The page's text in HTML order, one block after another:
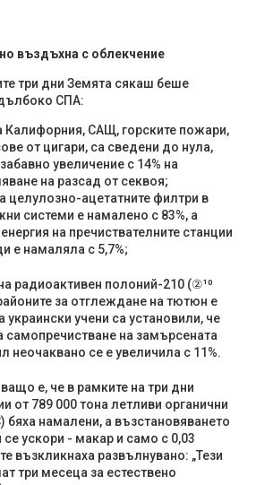
въздъхна с облекчение
три дни Земята сякаш беше
СПА:
Калифорния, САЩ, горските пожари,
от цигари, са сведени до нула,
увеличение с 14% на
на разсад от секвоя;
целулозно-ацетатните филтри в
системи е намалено с 83%, а
на пречиствателните станции
е намаляла с 5,7%;
радиоактивен полоний-210 (②¹⁰
за отглеждане на тютюн е
украински учени са установили, че
самопречистване на замърсената
неочаквано се е увеличила с 11%.
е, че в рамките на три дни
от 789 000 тона летливи органични
намалени, а възстановяването
ускори - макар и само с 0,03
възкликнаха развълнувано: „Тези
три месеца за естествено